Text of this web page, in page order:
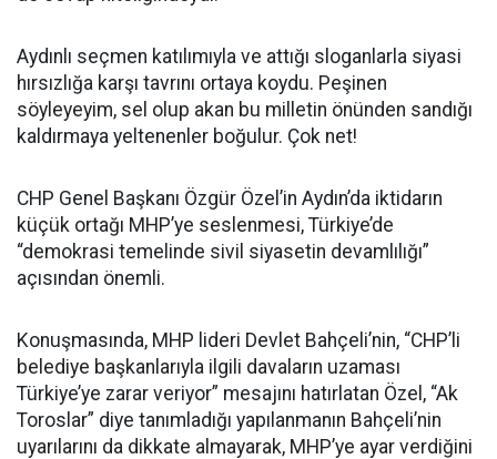
Aydınlı seçmen katılımıyla ve attığı sloganlarla siyasi
hırsızlığa karşı tavrını ortaya koydu. Peşinen
söyleyeyim, sel olup akan bu milletin önünden sandığı
kaldırmaya yeltenenler boğulur. Çok net!
CHP Genel Başkanı Özgür Özel’in Aydın’da iktidarın
küçük ortağı MHP’ye seslenmesi, Türkiye’de
“demokrasi temelinde sivil siyasetin devamlılığı”
açısından önemli.
Konuşmasında, MHP lideri Devlet Bahçeli’nin, “CHP’li
belediye başkanlarıyla ilgili davaların uzaması
Türkiye’ye zarar veriyor” mesajını hatırlatan Özel, “Ak
Toroslar” diye tanımladığı yapılanmanın Bahçeli’nin
uyarılarını da dikkate almayarak, MHP’ye ayar verdiğini